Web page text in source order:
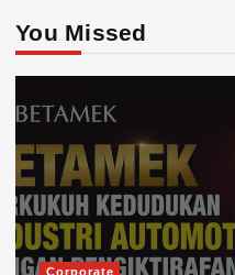
You Missed
Corporate